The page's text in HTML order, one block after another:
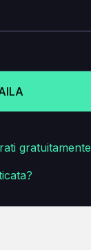
gratuitamente